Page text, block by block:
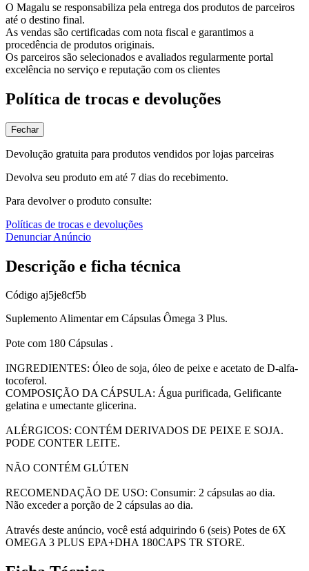
O Magalu se responsabiliza pela entrega dos produtos de parceiros
até o destino final.
As vendas são certificadas com nota fiscal e garantimos a
procedência de produtos originais.
Os parceiros são selecionados e avaliados regularmente portal
excelência no serviço e reputação com os clientes
Política de trocas e devoluções
Fechar
Devolução gratuita para produtos vendidos por lojas parceiras
Devolva seu produto em até 7 dias do recebimento.
Para devolver o produto consulte:
Políticas de trocas e devoluções
Denunciar Anúncio
Descrição e ficha técnica
Código aj5je8cf5b
Suplemento Alimentar em Cápsulas Ômega 3 Plus.
Pote com 180 Cápsulas .
INGREDIENTES: Óleo de soja, óleo de peixe e acetato de D-alfa-
tocoferol.
COMPOSIÇÃO DA CÁPSULA: Água purificada, Gelificante
gelatina e umectante glicerina.
ALÉRGICOS: CONTÉM DERIVADOS DE PEIXE E SOJA.
PODE CONTER LEITE.
NÃO CONTÉM GLÚTEN
RECOMENDAÇÃO DE USO: Consumir: 2 cápsulas ao dia.
Não exceder a porção de 2 cápsulas ao dia.
Através deste anúncio, você está adquirindo 6 (seis) Potes de 6X
OMEGA 3 PLUS EPA+DHA 180CAPS TR STORE.